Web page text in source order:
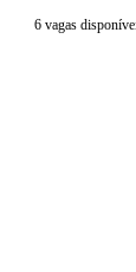
6 vagas